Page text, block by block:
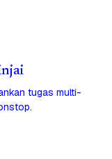
tugas multi-